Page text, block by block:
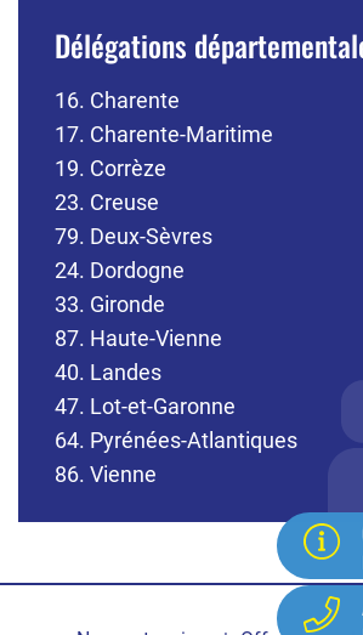
Délégations
16. Charente
17. Charente-Maritime
19. Corrèze
23. Creuse
79. Deux-Sèvres
24. Dordogne
33. Gironde
87. Haute-Vienne
40. Landes
47. Lot-et-Garonne
64. Pyrénées-Atlantiques
86. Vienne